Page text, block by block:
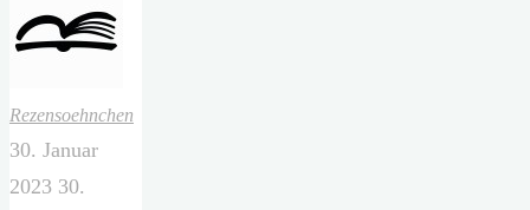
Rezensoehnchen
30. Januar
2023 30.